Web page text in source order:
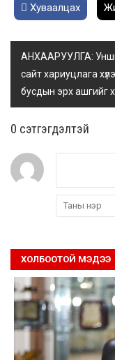
Хуваалцах
АНХААРУУЛГА:
сайт хариуцлага
бусдын эрх ашгийг
0 cэтгэгдэлтэй
ХОЛБООТОЙ МЭДЭЭ